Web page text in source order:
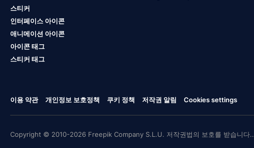
스티커
인터페이스 아이콘
애니메이션 아이콘
아이콘 태그
스티커 태그
이용 약관 개인정보 보호정책 쿠키 정책 저작권 알림 Cookies settings
Copyright © 2010-2026 Freepik Company S.L.U. 저작권법의 보호를 받습니다..